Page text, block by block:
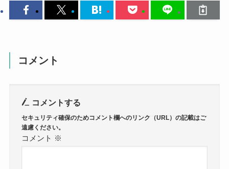
コメント
コメントする
コメント ※